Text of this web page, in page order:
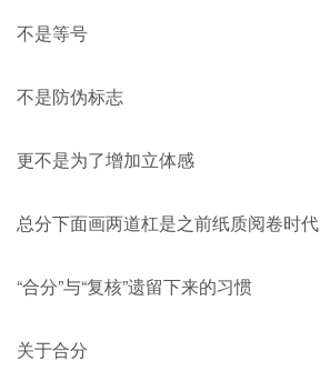
不是等号
不是防伪标志
更不是为了增加立体感
总分下面画两道杠是之前纸质阅卷时代
“合分”与“复核”遗留下来的习惯
关于合分